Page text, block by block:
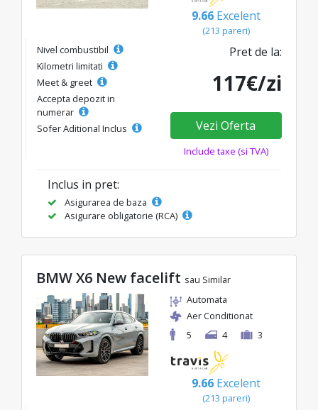
9.66 Excelent
(213 pareri)
Nivel combustibil
Kilometri limitati
Meet & greet
Accepta depozit in
numerar
Sofer Aditional Inclus
Pret de la:
117€/zi
Vezi Oferta
Include taxe (si TVA)
Inclus in pret:
Asigurarea de baza
Asigurare obligatorie (RCA)
BMW X6 New facelift sau Similar
Automata
Aer Conditionat
5
4 3
9.66 Excelent
(213 pareri)